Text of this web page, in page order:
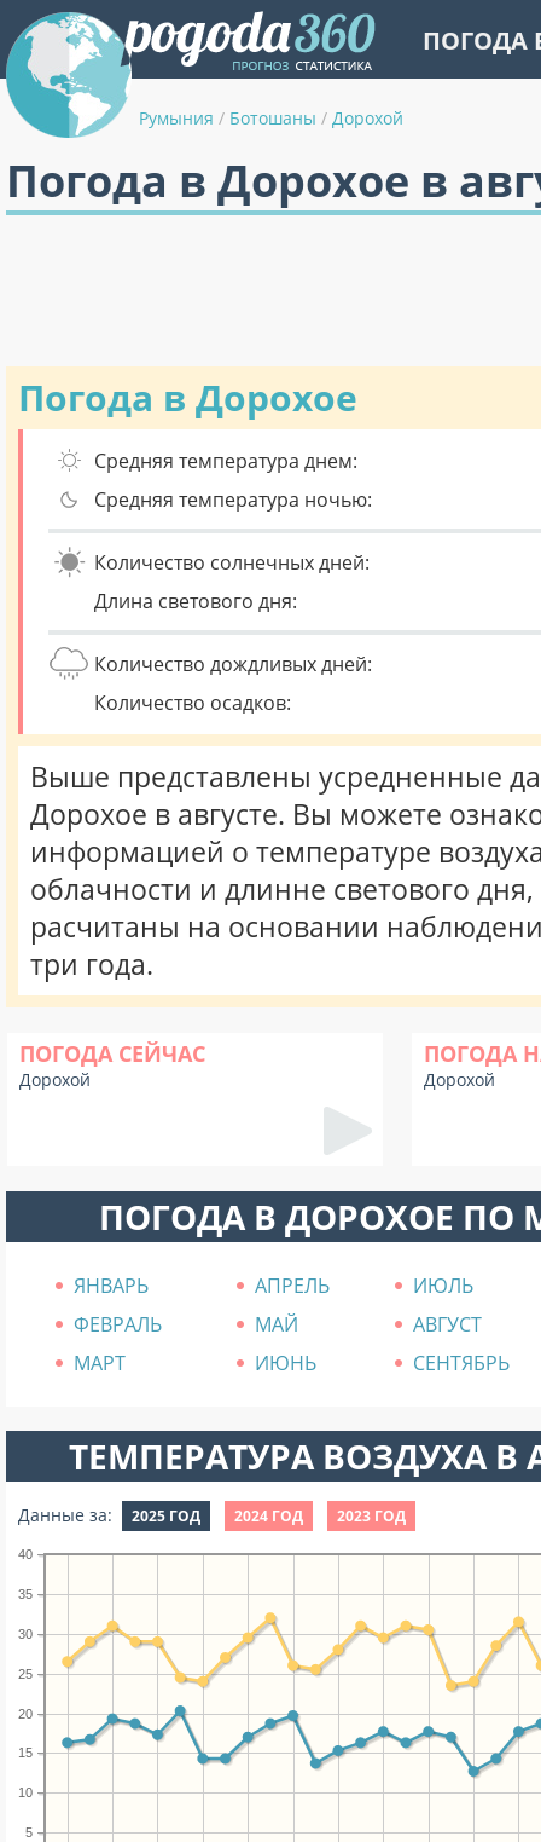
ПОГОДА
Румыния / Ботошаны / Дорохой
Погода в Дорохое в
Погода в Дорохое
Средняя температура днем:
Средняя температура ночью:
Количество солнечных дней:
Длина светового дня:
Количество дождливых дней:
Количество осадков:
Выше представлены усредненные
Дорохое в августе. Вы можете
информацией о температуре
облачности и длинне светового
расчитаны на основании
три года.
ПОГОДА СЕЙЧАС
Дорохой
ПОГОДА
Дорохой
ПОГОДА В ДОРОХОЕ ПО
ЯНВАРЬ АПРЕЛЬ
ИЮЛЬ
ФЕВРАЛЬ
МАЙ
АВГУСТ
МАРТ
ИЮНЬ СЕНТЯБРЬ
ТЕМПЕРАТУРА ВОЗДУХА В
Данные за: 2025 ГОД 2024 ГОД 2023 ГОД
5
10
15
20
25
30
35
40